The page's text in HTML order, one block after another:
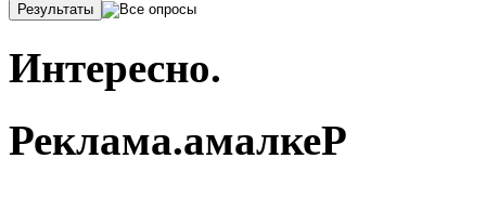
Результаты
Интересно.
Реклама.амалкеР